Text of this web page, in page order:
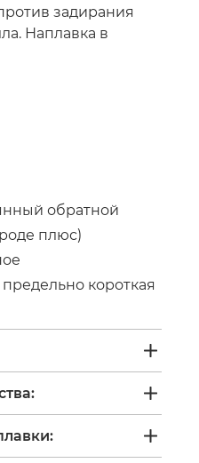
задирания
Наплавка в
обратной
плюс)
предельно короткая